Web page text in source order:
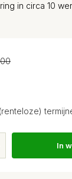
in circa 10
In